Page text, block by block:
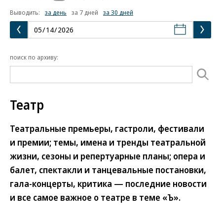
Выводить:
за день за 7 дней за 30 дней
поиск по архиву:
Театр
Театральные премьеры, гастроли, фестивали
и премии; темы, имена и тренды театральной
жизни, сезоны и репертуарные планы; опера и
балет, спектакли и танцевальные постановки,
гала-концерты, критика — последние новости
и все самое важное о театре в теме «Ъ».